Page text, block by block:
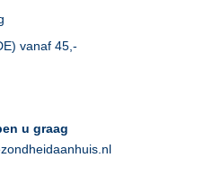
vanaf 45,-
u graag